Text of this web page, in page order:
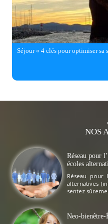
Séjour « 4 clés pour optimiser sa
NOS
Réseau pour
écoles
Réseau pour
alternatives
sentez
Neo-